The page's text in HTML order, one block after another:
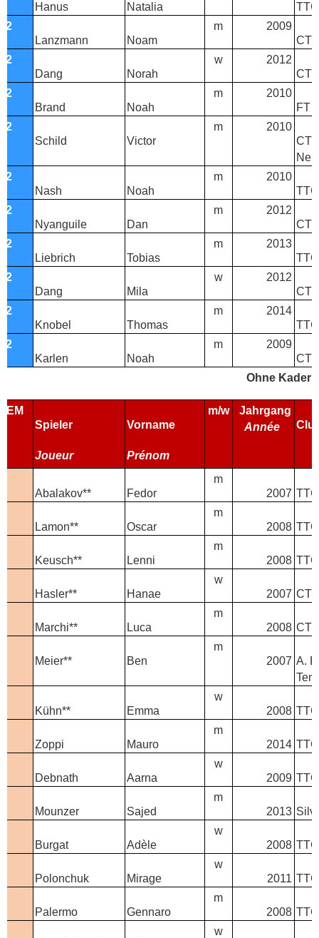
Hanus
Natalia
Lanzmann
Noam
m
2009
Dang
Norah
w
2012
Brand
Noah
m
2010
FT
Schild
Victor
m
2010
Nash
Noah
m
2010
Nyanguile
Dan
m
2012
Liebrich
Tobias
m
2013
Dang
Mila
w
2012
Knobel
Thomas
m
2014
Karlen
Noah
m
2009
Ohne Kader
Spieler
Joueur
Vorname
Prénom
m/w
Jahrgang
Année
Abalakov**
Fedor
m
2007
Lamon**
Oscar
m
2008
Keusch**
Lenni
m
2008
Hasler**
Hanae
w
2007
Marchi**
Luca
m
2008
Meier**
Ben
m
2007 A.
Kühn**
Emma
w
2008
Zoppi
Mauro
m
2014
Debnath
Aarna
w
2009
Mounzer
Sajed
m
2013
Burgat
Adèle
w
2008
Polonchuk
Mirage
w
2011
Palermo
Gennaro
m
2008
w